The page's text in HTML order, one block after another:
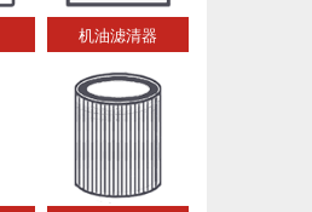
机油滤清器